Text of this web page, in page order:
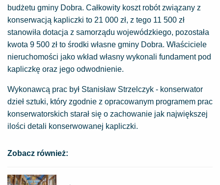
budżetu gminy Dobra. Całkowity koszt robót związany z
konserwacją kapliczki to 21 000 zł, z tego 11 500 zł
stanowiła dotacja z samorządu wojewódzkiego, pozostała
kwota 9 500 zł to środki własne gminy Dobra. Właściciele
nieruchomości jako wkład własny wykonali fundament pod
kapliczkę oraz jego odwodnienie.
Wykonawcą prac był Stanisław Strzelczyk - konserwator
dzieł sztuki, który zgodnie z opracowanym programem prac
konserwatorskich starał się o zachowanie jak największej
ilości detali konserwowanej kapliczki.
Zobacz również: